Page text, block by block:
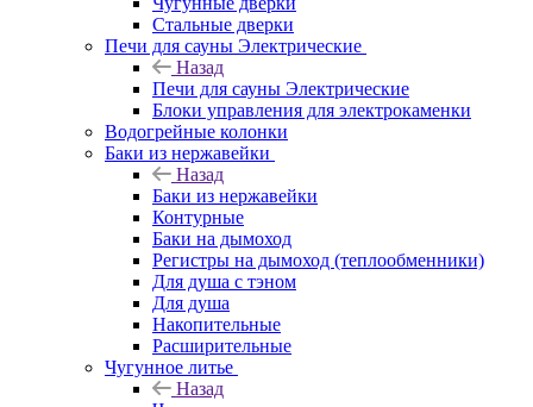
Стальные дверки
Печи для сауны Электрические
Назад
Печи для сауны Электрические
Блоки управления для электрокаменки
Водогрейные колонки
Баки из нержавейки
Назад
Баки из нержавейки
Контурные
Баки на дымоход
Регистры на дымоход (теплообменники)
Для душа с тэном
Для душа
Накопительные
Расширительные
Чугунное литье
Назад